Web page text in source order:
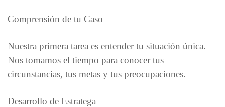
Comprensión de tu Caso
Nuestra primera tarea es entender tu situación única.
Nos tomamos el tiempo para conocer tus
circunstancias, tus metas y tus preocupaciones.
Desarrollo de Estratega